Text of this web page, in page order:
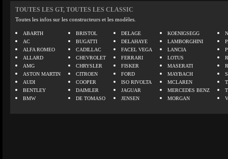
TOUTES LES GT, TOUTES LES CLASSIC
Toutes les infos sur les constructeurs et les modèles.
ABARTH
AC
ALFA ROMEO
ALLARD
AMG
ASTON MARTIN
AUDI
BENTLEY
BMW
BRISTOL
BUGATTI
CADILLAC
CHEVROLET
CHRYSLER
CITROEN
COOPER
DAIMLER
DE TOMASO
DELAGE
DELAHAYE
FACEL VEGA
FERRARI
FISKER
FORD
ISO RIVOLTA
JAGUAR
JENSEN
KOENIGSEGG
LAMBORGHINI
LANCIA
LOTUS
MASERATI
MAYBACH
MCLAREN
MERCEDES BENZ
MORGAN